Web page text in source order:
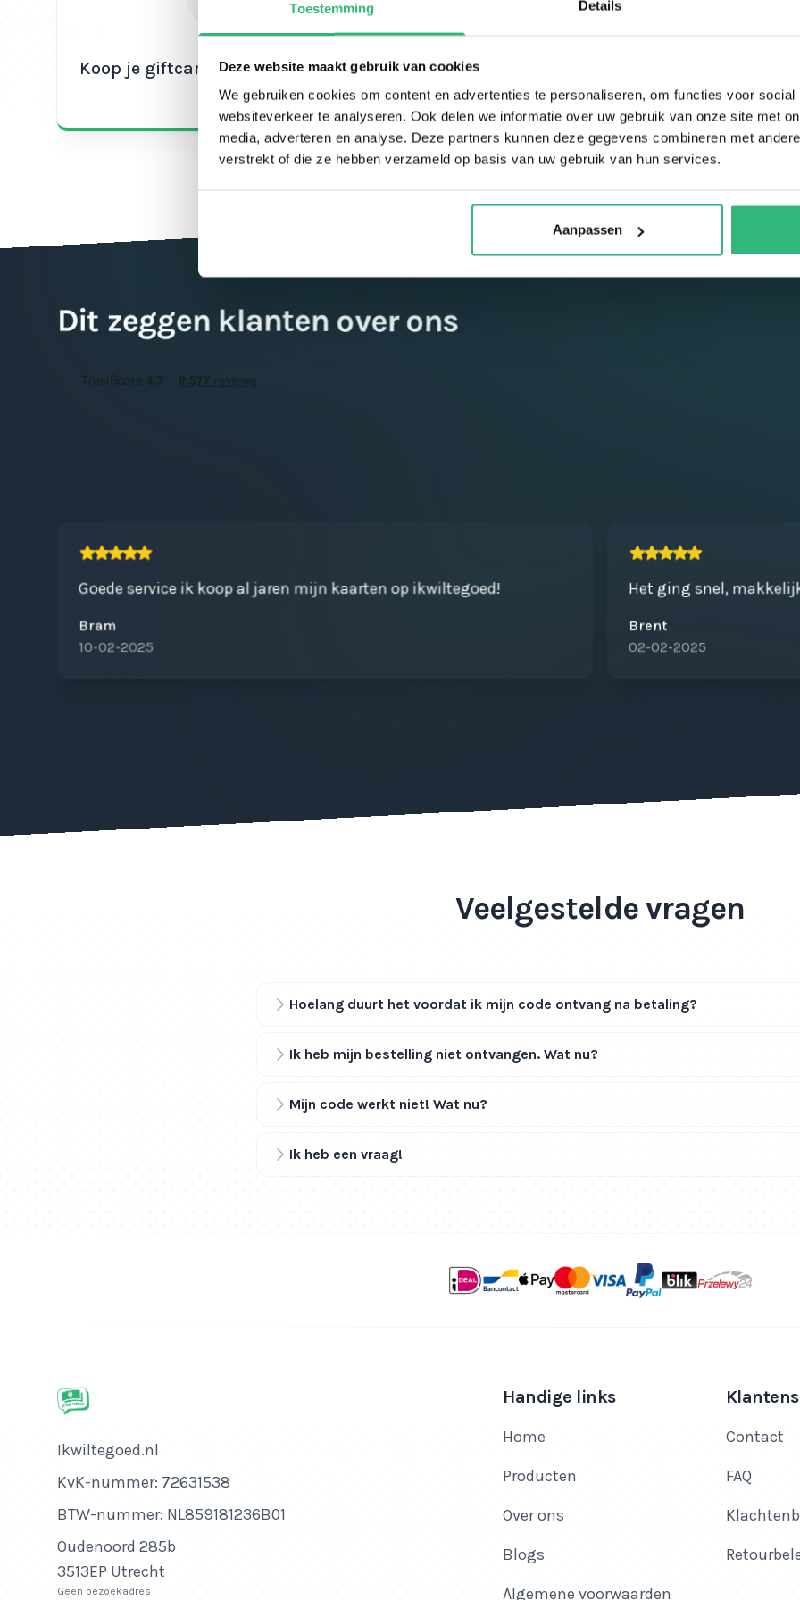
Toestemming Details
Deze website maakt gebruik van cookies
We gebruiken cookies om content en advertenties te personaliseren, om functies voor social
websiteverkeer te analyseren. Ook delen we informatie over uw gebruik van onze site met
media, adverteren en analyse. Deze partners kunnen deze gegevens combineren met
verstrekt of die ze hebben verzameld op basis van uw gebruik van hun services.
Aanpassen
Koop je giftcard en ontvang de code
direct
Dit zeggen klanten over ons
Goede service ik koop al jaren mijn kaarten op ikwiltegoed!
Bram
10-02-2025
Het ging snel,
Brent
02-02-2025
Veelgestelde vragen
Hoelang duurt het voordat ik mijn code ontvang na betaling?
Ik heb mijn bestelling niet ontvangen. Wat nu?
Mijn code werkt niet! Wat nu?
Ik heb een vraag!
Bedrijfsnaam
Ikwiltegoed.nl
KvK-nummer
KvK-nummer: 72631538
BTW-nummer
BTW-nummer: NL859181236B01
Adres
Oudenoord 285b
3513EP Utrecht
Geen bezoekadres
Handige links
Home
Producten
Over ons
Blogs
Algemene voorwaarden
Contact
FAQ